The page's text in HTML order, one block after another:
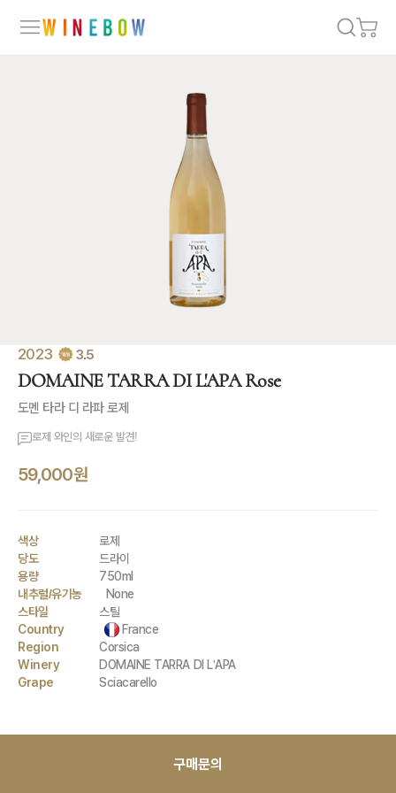
2023 3.5
DOMAINE TARRA DI L'APA Rose
도멘 타라 디 라파 로제
로제 와인의 새로운 발견!
59,000원
색상
로제
당도
드라이
용량
750ml
내추럴/유기농
None
스타일
스틸
Country
France
Region
Corsica
Winery
DOMAINE TARRA DI L'APA
Grape
Sciacarello
구매문의